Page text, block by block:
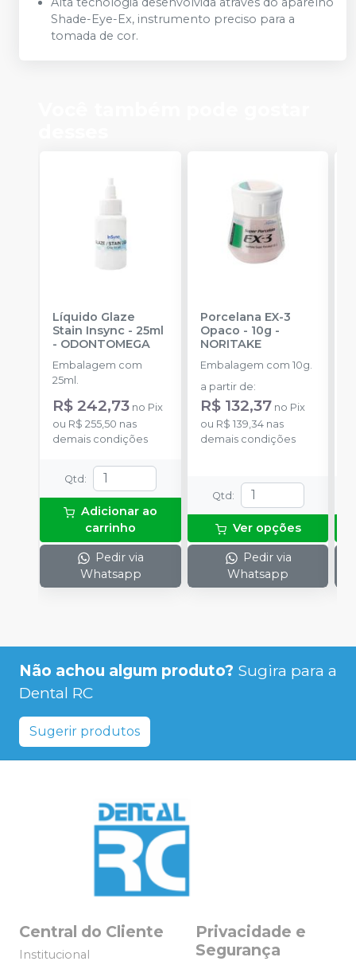
Shade-Eye-Ex, instrumento preciso para a
tomada de cor.
Líquido Glaze
Stain Insync - 25ml
- ODONTOMEGA
Embalagem com
25ml.
R$ 242,73 no Pix
ou R$ 255,50 nas
demais condições
Qtd :
Adicionar ao
carrinho
Pedir via
Whatsapp
Porcelana EX-3
Opaco - 10g -
NORITAKE
Embalagem com 10g.
a partir de:
R$ 132,37 no Pix
ou R$ 139,34nas
demais condições
Qtd :
Ver opções
Pedir via
Whatsapp
Não achou algum produto? Sugira para a
Dental RC
Sugerir produtos
Central do Cliente
Institucional
Privacidade e
Segurança